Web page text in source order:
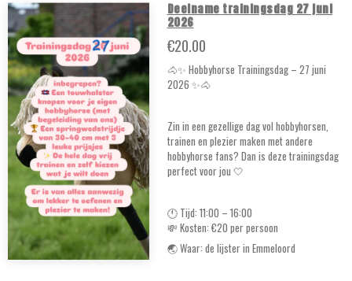
Deelname trainingsdag 27 juni
2026
€20.00
🐴✨ Hobbyhorse Trainingsdag – 27 juni
2026 ✨🐴
Zin in een gezellige dag vol hobbyhorsen,
trainen en plezier maken met andere
hobbyhorse fans? Dan is deze trainingsdag
perfect voor jou 🤍
🕚 Tijd: 11:00 – 16:00
💸 Kosten: €20 per persoon
🌏 Waar: de lijster in Emmeloord